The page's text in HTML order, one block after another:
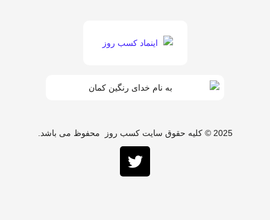
2025 © کلیه حقوق سایت کسب روز محفوظ می باشد.